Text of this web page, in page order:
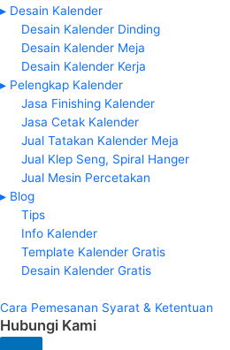
▸ Desain Kalender
Desain Kalender Dinding
Desain Kalender Meja
Desain Kalender Kerja
▸ Pelengkap Kalender
Jasa Finishing Kalender
Jasa Cetak Kalender
Jual Tatakan Kalender Meja
Jual Klep Seng, Spiral Hanger
Jual Mesin Percetakan
▸ Blog
Tips
Info Kalender
Template Kalender Gratis
Desain Kalender Gratis
Cara Pemesanan Syarat & Ketentuan
Hubungi Kami